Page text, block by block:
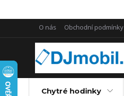
O nás Obchodní podmínky
Chytré hodinky